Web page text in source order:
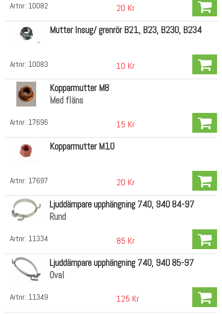
Artnr: 10082 20 Kr
Artnr: 10083
Mutter Insug/ grenrör B21, B23, B230, B234
10 Kr
Artnr: 17696
Kopparmutter M8
Med fläns
15 Kr
Artnr: 17697
Kopparmutter M10
20 Kr
Artnr: 11334
Ljuddämpare upphängning 740, 940 84-97
Rund
85 Kr
Artnr: 11349
Ljuddämpare upphängning 740, 940 85-97
Oval
125 Kr